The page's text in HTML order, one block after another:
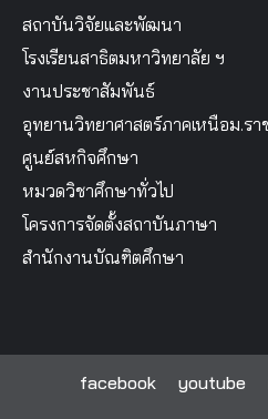
สถาบันวิจัยและพัฒนา
โรงเรียนสาธิตมหาวิทยาลัย ฯ
งานประชาสัมพันธ์
อุทยานวิทยาศาสตร์ภาคเหนือม.รา
ศูนย์สหกิจศึกษา
หมวดวิชาศึกษาทั่วไป
โครงการจัดตั้งสถาบันภาษา
สำนักงานบัณฑิตศึกษา
facebook youtube